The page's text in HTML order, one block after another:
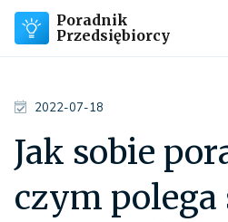
Poradnik
Przedsiębiorcy
2022-07-18
Jak sobie
czym